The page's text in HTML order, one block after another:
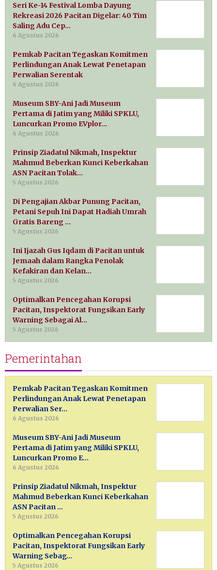
Seri Ke-14 Festival Lomba Dayung
Rekreasi 2026 Pacitan Digelar: 40 Tim
Saling Adu Cep…
6 Agustus 2026
Pemkab Pacitan Tegaskan Komitmen
Perlindungan Anak Lewat Penetapan
Perwalian Serentak
6 Agustus 2026
Museum SBY-Ani Jadi Museum
Pertama di Jatim yang Miliki SPKLU,
Luncurkan Promo EVplor…
6 Agustus 2026
Prinsip Ziadatul Nikmah, Inspektur
Mahmud Beberkan Kunci Keberkahan
ASN Pacitan Tolak…
5 Agustus 2026
Di Pengajian Akbar Punung Pacitan,
Petani Sepuh Ini Dapat Hadiah Umrah
Gratis Bareng …
5 Agustus 2026
Ini Ijazah Gus Iqdam di Pacitan untuk
Jemaah dalam Rangka Penolak
Kefakiran dan Kelan…
5 Agustus 2026
Optimalkan Pencegahan Korupsi
Pacitan, Inspektorat Fungsikan Early
Warning Sebagai Al…
5 Agustus 2026
Pemerintahan
Pemkab Pacitan Tegaskan Komitmen
Perlindungan Anak Lewat Penetapan
Perwalian Ser…
6 Agustus 2026
Museum SBY-Ani Jadi Museum
Pertama di Jatim yang Miliki SPKLU,
Luncurkan Promo E…
6 Agustus 2026
Prinsip Ziadatul Nikmah, Inspektur
Mahmud Beberkan Kunci Keberkahan
ASN Pacitan …
5 Agustus 2026
Optimalkan Pencegahan Korupsi
Pacitan, Inspektorat Fungsikan Early
Warning Sebag…
5 Agustus 2026